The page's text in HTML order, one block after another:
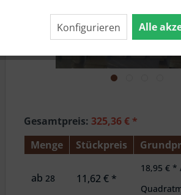
Gesamtpreis: 325,36€ *
Menge
Stückpreis
ab 28 11,62 € *
18,95 € *
Alle
Konfigurieren